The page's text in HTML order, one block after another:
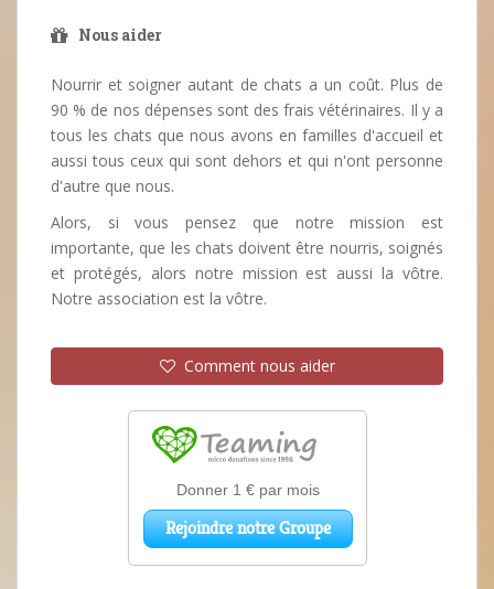
Nous aider
Nourrir et soigner autant de chats a un coût. Plus de
90 % de nos dépenses sont des frais vétérinaires. Il y a
tous les chats que nous avons en familles d'accueil et
aussi tous ceux qui sont dehors et qui n'ont personne
d'autre que nous.
Alors, si vous pensez que notre mission est
importante, que les chats doivent être nourris, soignés
et protégés, alors notre mission est aussi la vôtre.
Notre association est la vôtre.
Comment nous aider